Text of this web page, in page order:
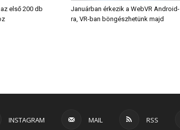
első 200 db
Januárban érkezik a WebVR Android-
ra, VR-ban böngészhetünk majd
INSTAGRAM MAIL RSS